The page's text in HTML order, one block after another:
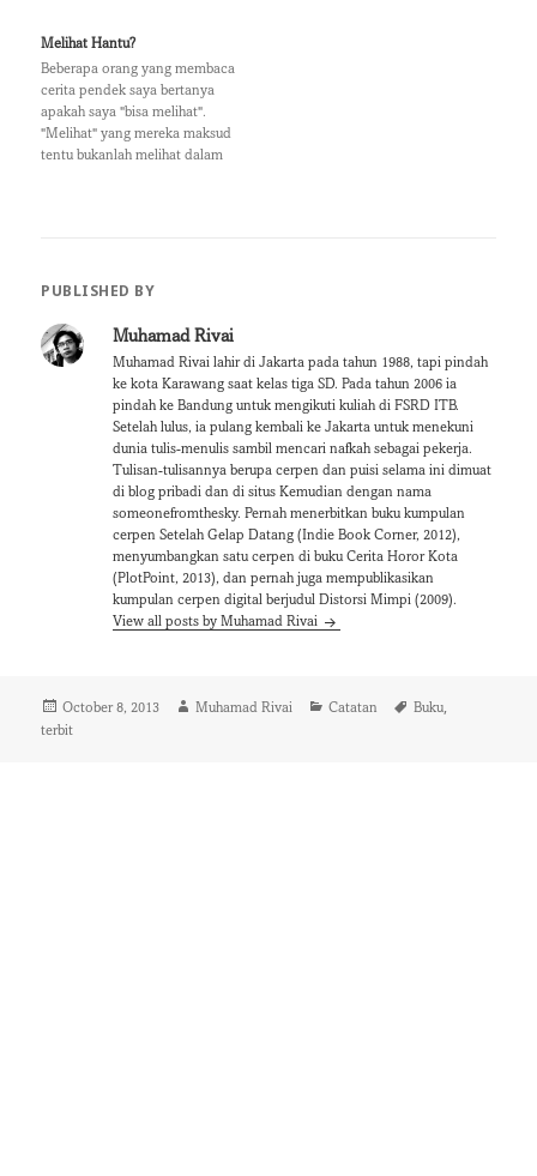
w
i
n
o
w
)
w
i
d
o
w
Selebihnya, entah mengapa,
selalu gagal. Mungkin ‘radar’
saya…
Melihat Hantu?
Beberapa orang yang membaca
cerita pendek saya bertanya
apakah saya "bisa melihat".
"Melihat" yang mereka maksud
tentu bukanlah melihat dalam
karena saya menulis beberapa
supernatural, bukan berarti
saya…
PUBLISHED BY
Muhamad Rivai
Muhamad Rivai lahir di Jakarta pada tahun 1988, tapi pindah
ke kota Karawang saat kelas tiga SD. Pada tahun 2006 ia
pindah ke Bandung untuk mengikuti kuliah di FSRD ITB.
Setelah lulus, ia pulang kembali ke Jakarta untuk menekuni
dunia tulis-menulis sambil mencari nafkah sebagai pekerja.
Tulisan-tulisannya berupa cerpen dan puisi selama ini dimuat
di blog pribadi dan di situs Kemudian dengan nama
someonefromthesky. Pernah menerbitkan buku kumpulan
cerpen Setelah Gelap Datang (Indie Book Corner, 2012),
menyumbangkan satu cerpen di buku Cerita Horor Kota
(PlotPoint, 2013), dan pernah juga mempublikasikan
kumpulan cerpen digital berjudul Distorsi Mimpi (2009).
View all posts by Muhamad Rivai
Posted
on
October 8, 2013 Author
Muhamad Rivai Categories
Catatan Tags
Buku,
terbit